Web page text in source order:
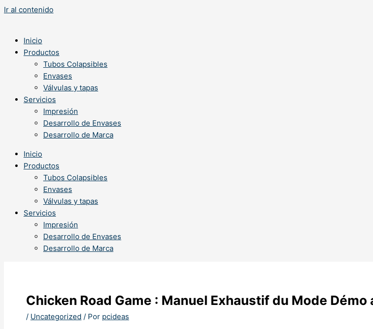
Ir al contenido
Inicio
Productos
Tubos Colapsibles
Envases
Válvulas y tapas
Servicios
Impresión
Desarrollo de Envases
Desarrollo de Marca
Inicio
Productos
Tubos Colapsibles
Envases
Válvulas y tapas
Servicios
Impresión
Desarrollo de Envases
Desarrollo de Marca
Chicken Road Game : Manuel Exhaustif du Mode
/ Uncategorized / Por pcideas